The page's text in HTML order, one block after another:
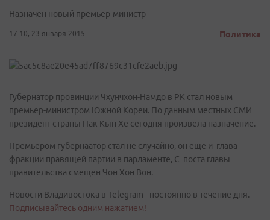
Назначен новый премьер-министр
17:10, 23 января 2015 Политика
Губернатор провинции Чхунчхон-Намдо в РК стал новым
премьер-министром Южной Кореи. По данным местных СМИ
президент страны Пак Кын Хе сегодня произвела назначение.
Премьером губернаатор стал не случайно, он еще и глава
фракции правящей партии в парламенте, С поста главы
правительства смещен Чон Хон Вон.
Новости Владивостока в Telegram - постоянно в течение дня.
Подписывайтесь одним нажатием!